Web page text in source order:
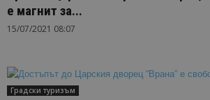
е магнит за...
15/07/2021 08:07
Градски туризъм